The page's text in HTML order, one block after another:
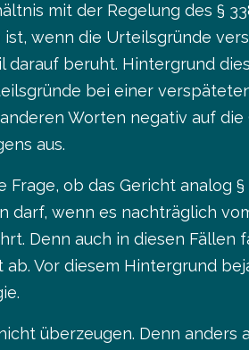
mit der Regelung des §
wenn die Urteilsgründe
darauf beruht. Hintergrund
bei einer
Worten negativ auf
aus.
ob das Gericht analog
darf, wenn es nachträglich
Denn auch in diesen
Vor diesem Hintergrund
überzeugen. Denn